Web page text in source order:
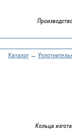
Каталог→
Кольца